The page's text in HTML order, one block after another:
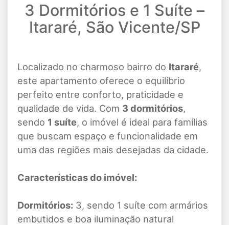
3 Dormitórios e 1 Suíte –
Itararé, São Vicente/SP
Localizado no charmoso bairro do Itararé,
este apartamento oferece o equilíbrio
perfeito entre conforto, praticidade e
qualidade de vida. Com 3 dormitórios,
sendo 1 suíte, o imóvel é ideal para famílias
que buscam espaço e funcionalidade em
uma das regiões mais desejadas da cidade.
Características do imóvel:
Dormitórios: 3, sendo 1 suíte com armários
embutidos e boa iluminação natural